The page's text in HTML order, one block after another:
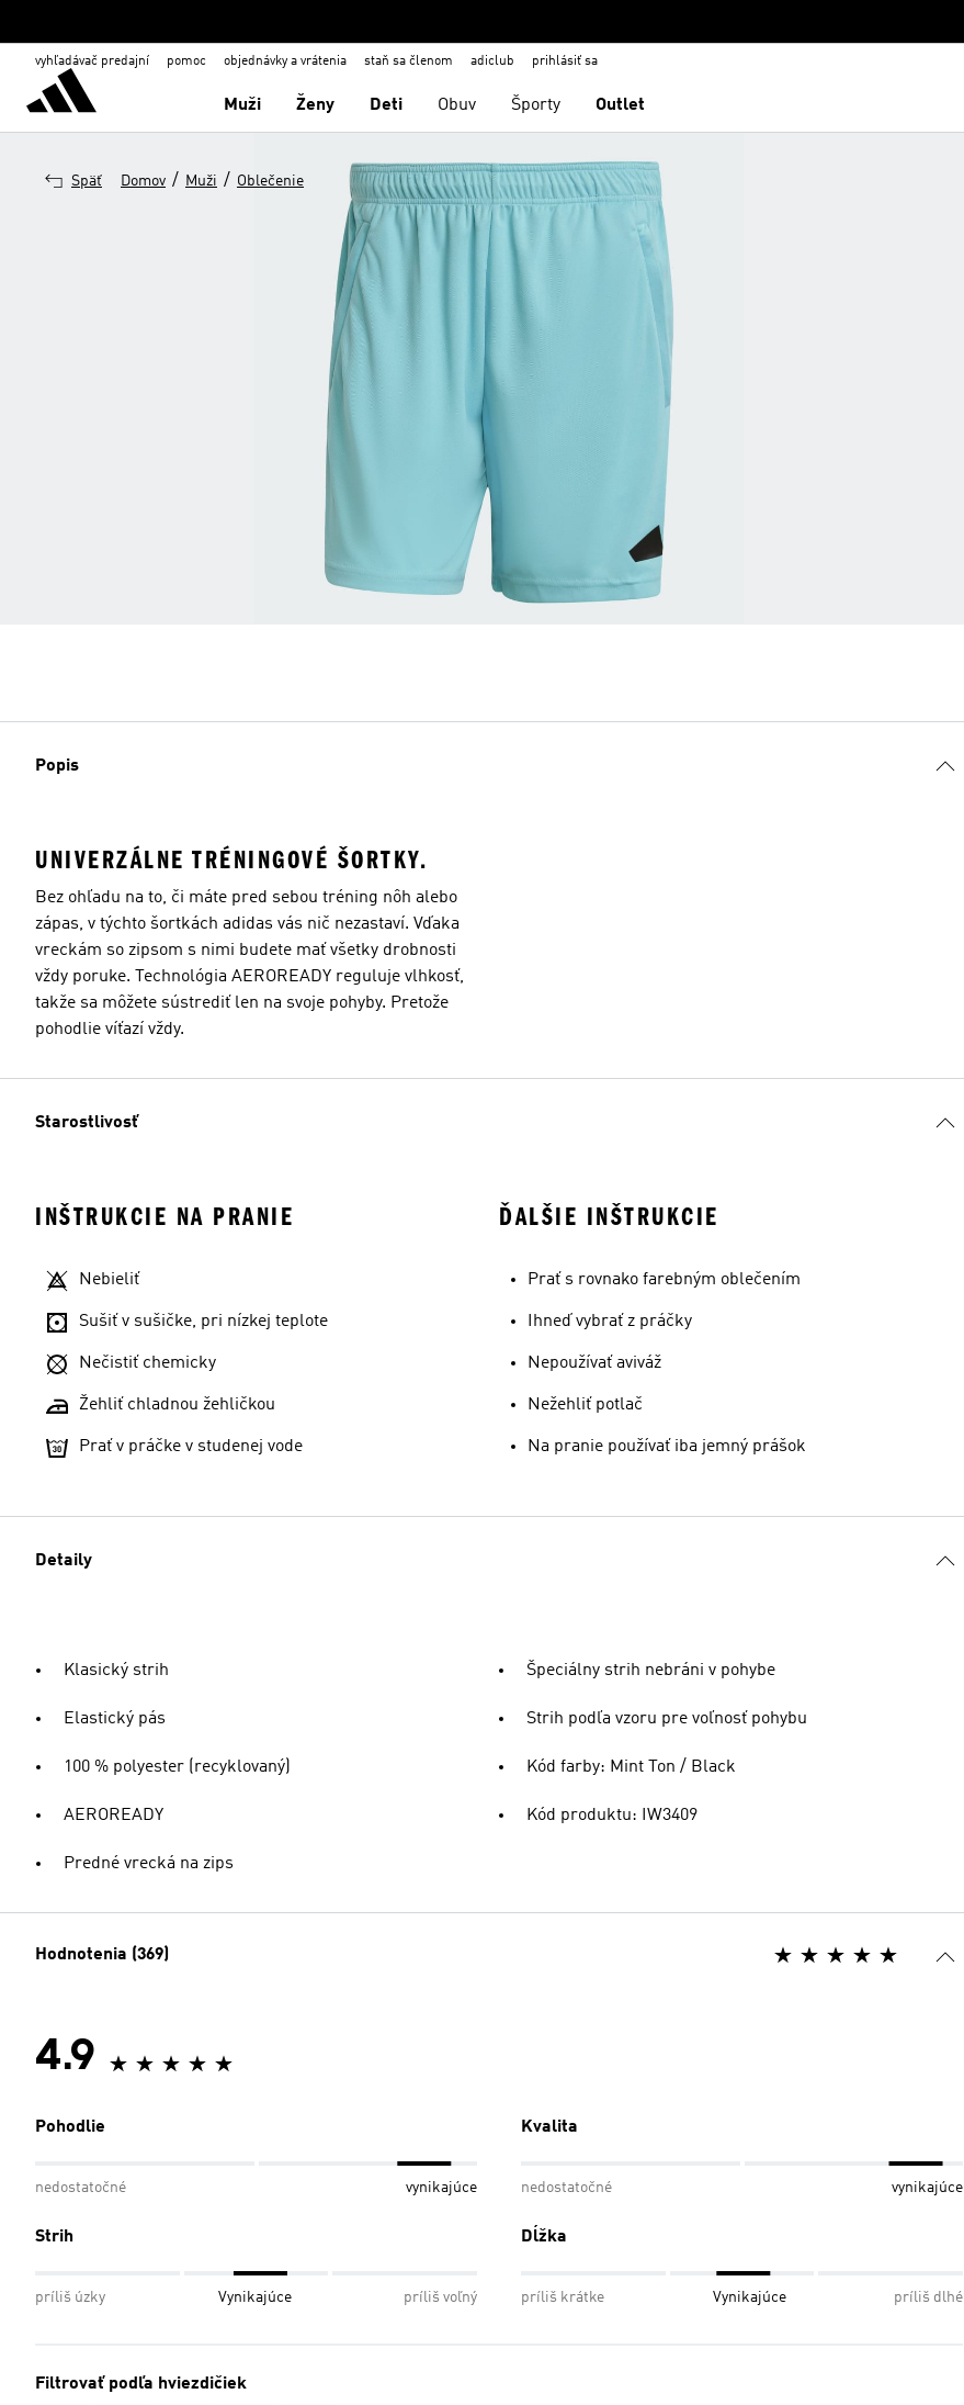
vyhľadávač predajní pomoc objednávky a vrátenia staň sa členom adiclub prihlásiť sa
Muži Ženy Deti Obuv Športy Outlet
Späť Domov / Muži / Oblečenie
Popis
UNIVERZÁLNE TRÉNINGOVÉ ŠORTKY.
Bez ohľadu na to, či máte pred sebou tréning nôh alebo
zápas, v týchto šortkách adidas vás nič nezastaví. Vďaka
vreckám so zipsom s nimi budete mať všetky drobnosti
vždy poruke. Technológia AEROREADY reguluje vlhkosť,
takže sa môžete sústrediť len na svoje pohyby. Pretože
pohodlie víťazí vždy.
Starostlivosť
INŠTRUKCIE NA PRANIE
Nebieliť
Sušiť v sušičke, pri nízkej teplote
Nečistiť chemicky
Žehliť chladnou žehličkou
Prať v práčke v studenej vode
ĎALŠIE INŠTRUKCIE
Prať s rovnako farebným oblečením
Ihneď vybrať z práčky
Nepoužívať aviváž
Nežehliť potlač
Na pranie používať iba jemný prášok
Detaily
Klasický strih
Elastický pás
100 % polyester (recyklovaný)
AEROREADY
Predné vrecká na zips
Špeciálny strih nebráni v pohybe
Strih podľa vzoru pre voľnosť pohybu
Kód farby: Mint Ton / Black
Kód produktu: IW3409
Hodnotenia (369)
4.9
Pohodlie
nedostatočné vynikajúce
Kvalita
nedostatočné vynikajúce
Strih
príliš úzky Vynikajúce príliš voľný
Dĺžka
príliš krátke Vynikajúce príliš dlhé
Filtrovať podľa hviezdičiek